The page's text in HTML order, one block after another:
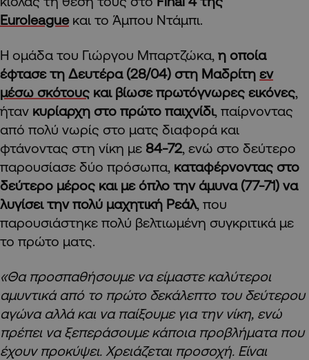
Euroleagueκαι το Άμπου Ντάμπι.
Η ομάδα του Γιώργου Μπαρτζώκα, η οποία
έφτασε τη Δευτέρα (28/04) στη Μαδρίτη εν
μέσω σκότους και βίωσε πρωτόγνωρες εικόνες,
ήταν κυρίαρχη στο πρώτο παιχνίδι, παίρνοντας
από πολύ νωρίς στο ματς διαφορά και
φτάνοντας στη νίκη με 84-72, ενώ στο δεύτερο
παρουσίασε δύο πρόσωπα, καταφέρνοντας στο
δεύτερο μέρος και με όπλο την άμυνα (77-71) να
λυγίσει την πολύ μαχητική Ρεάλ, που
παρουσιάστηκε πολύ βελτιωμένη συγκριτικά με
το πρώτο ματς.
«Θα προσπαθήσουμε να είμαστε καλύτεροι
αμυντικά από το πρώτο δεκάλεπτο του δεύτερου
αγώνα αλλά και να παίξουμε για την νίκη, ενώ
πρέπει να ξεπεράσουμε κάποια προβλήματα που
έχουν προκύψει. Χρειάζεται προσοχή. Είναι